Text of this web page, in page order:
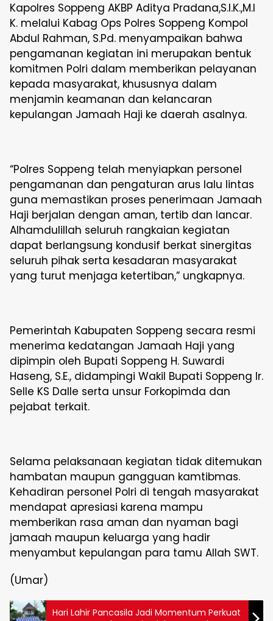
Kapolres Soppeng AKBP Aditya Pradana,S.I.K.,M.I
K. melalui Kabag Ops Polres Soppeng Kompol
Abdul Rahman, S.Pd. menyampaikan bahwa
pengamanan kegiatan ini merupakan bentuk
komitmen Polri dalam memberikan pelayanan
kepada masyarakat, khususnya dalam
menjamin keamanan dan kelancaran
kepulangan Jamaah Haji ke daerah asalnya.
“Polres Soppeng telah menyiapkan personel
pengamanan dan pengaturan arus lalu lintas
guna memastikan proses penerimaan Jamaah
Haji berjalan dengan aman, tertib dan lancar.
Alhamdulillah seluruh rangkaian kegiatan
dapat berlangsung kondusif berkat sinergitas
seluruh pihak serta kesadaran masyarakat
yang turut menjaga ketertiban,” ungkapnya.
Pemerintah Kabupaten Soppeng secara resmi
menerima kedatangan Jamaah Haji yang
dipimpin oleh Bupati Soppeng H. Suwardi
Haseng, S.E., didampingi Wakil Bupati Soppeng Ir.
Selle KS Dalle serta unsur Forkopimda dan
pejabat terkait.
Selama pelaksanaan kegiatan tidak ditemukan
hambatan maupun gangguan kamtibmas.
Kehadiran personel Polri di tengah masyarakat
mendapat apresiasi karena mampu
memberikan rasa aman dan nyaman bagi
jamaah maupun keluarga yang hadir
menyambut kepulangan para tamu Allah SWT.
(Umar)
Hari Lahir Pancasila Jadi Momentum Perkuat